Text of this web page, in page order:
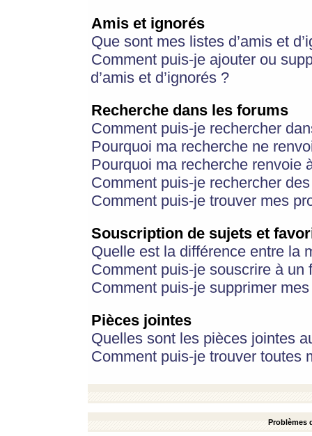
Amis et ignorés
Que sont mes listes d’amis et
Comment puis-je ajouter ou
d’amis et d’ignorés ?
Recherche dans les forums
Comment puis-je rechercher
Pourquoi ma recherche ne
Pourquoi ma recherche renvoie
Comment puis-je rechercher
Comment puis-je trouver mes
Souscription de sujets et
Quelle est la différence entre la
Comment puis-je souscrire à
Comment puis-je supprimer
Pièces jointes
Quelles sont les pièces jointes
Comment puis-je trouver toutes
Problèmes